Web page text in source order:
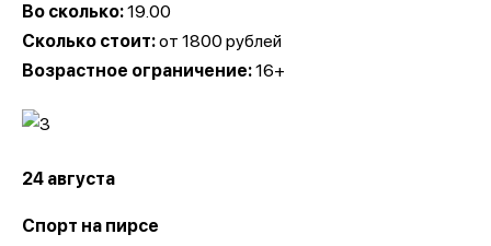
Во сколько:19.00
Сколько стоит:от 1800 рублей
Возрастное ограничение:16+
24 августа
Спорт на пирсе